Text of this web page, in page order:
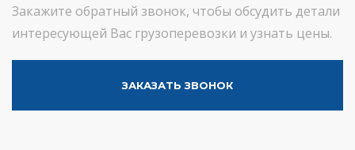
Закажите обратный звонок, чтобы обсудить детали
интересующей Вас грузоперевозки и узнать цены.
ЗАКАЗАТЬ ЗВОНОК